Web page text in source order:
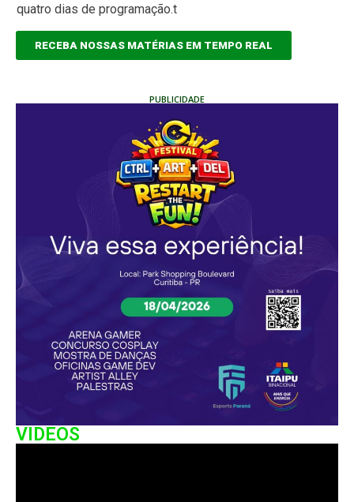
quatro dias de programação.t
RECEBA NOSSAS MATÉRIAS EM TEMPO REAL
PUBLICIDADE
VIDEOS